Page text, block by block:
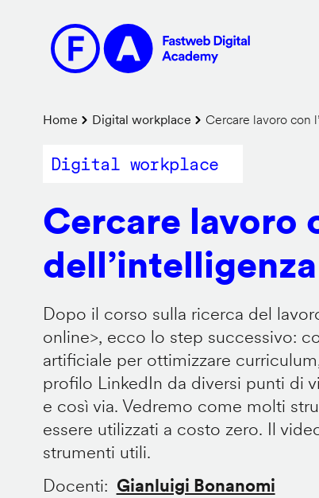
contenuto
principale
Briciole
di
Home Digital workplace Cercare lavoro con
Digital workplace
Cercare lavoro
Dopo il corso sulla ricerca del
online>, ecco lo step successivo:
artificiale per ottimizzare
profilo LinkedIn da diversi punti di
e così via. Vedremo come molti
essere utilizzati a costo zero. Il
strumenti utili.
Docenti
Gianluigi Bonanomi